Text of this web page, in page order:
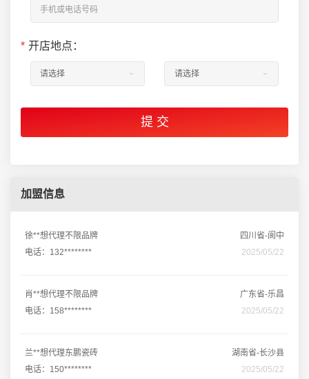
* 开店地点：
加盟信息
徐**想代理不限品牌
四川省-阆中
电话：132********
2025/05/22
肖**想代理不限品牌
广东省-乐昌
电话：158********
2025/05/22
兰**想代理东鹏瓷砖
湖南省-长沙县
电话：150********
2025/05/22